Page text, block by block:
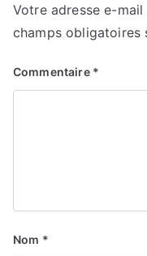
Votre adresse e-
champs obligatoires
Commentaire *
Nom *